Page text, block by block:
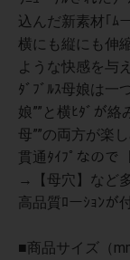
込んだ新素材｢ﾑ
横にも縦にも伸
ような快感を与
ﾀﾞﾌﾞﾙｽ母娘は一
娘””と横ﾋﾀﾞが
母””の両方が楽
貫通ﾀｲﾌﾟなので
→【母穴】など
高品質ﾛーｼｮﾝが
■商品サイズ（